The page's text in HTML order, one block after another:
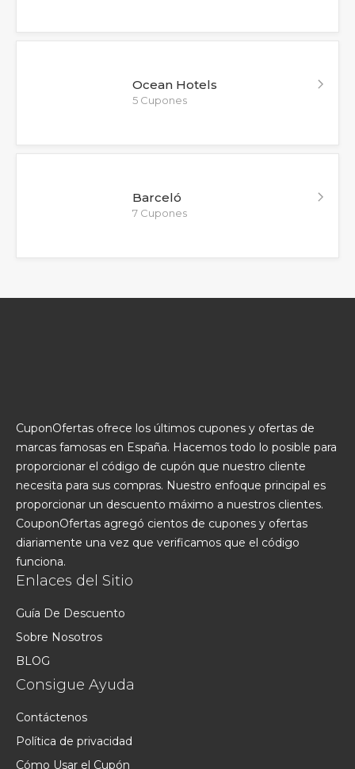
Ocean Hotels
5 Cupones
Barceló
7 Cupones
CuponOfertas ofrece los últimos cupones y ofertas de
marcas famosas en España. Hacemos todo lo posible para
proporcionar el código de cupón que nuestro cliente
necesita para sus compras. Nuestro enfoque principal es
proporcionar un descuento máximo a nuestros clientes.
CouponOfertas agregó cientos de cupones y ofertas
diariamente una vez que verificamos que el código
funciona.
Enlaces del Sitio
Guía De Descuento
Sobre Nosotros
BLOG
Consigue Ayuda
Contáctenos
Política de privacidad
Cómo Usar el Cupón